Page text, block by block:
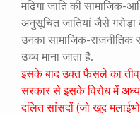
मढिगा जाति की सामाजिक-
अनुसूचित जातियां जैसे गरोड़ा
उनका सामाजिक-राजनीतिक
उच्च माना जाता है.
इसके बाद उक्त फैसले का
सरकार से इसके विरोध में
दलित सांसदों (जो खुद